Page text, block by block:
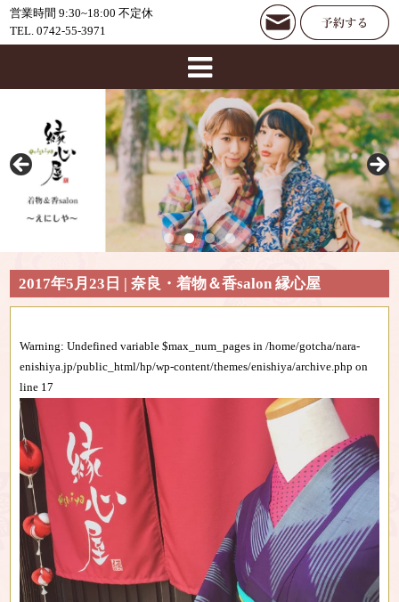
営業時間 9:30~18:00 不定休
TEL. 0742-55-3971
2017年5月23日 | 奈良・着物＆香salon 縁心屋
Warning: Undefined variable $max_num_pages in/home/gotcha/nara-
enishiya.jp/public_html/hp/wp-content/themes/enishiya/archive.php on
line 17